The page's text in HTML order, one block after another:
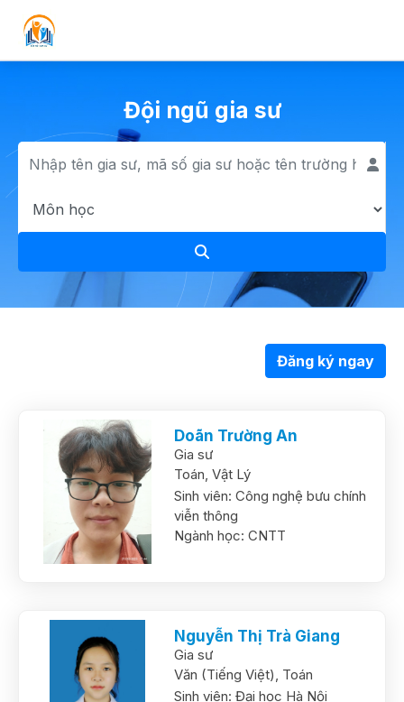
Đội ngũ gia sư
Đăng ký ngay
Doãn Trường An
Gia sư
Toán,Vật Lý
Sinh viên: Công nghệ bưu chính
viễn thông
Ngành học: CNTT
Nguyễn Thị Trà Giang
Gia sư
Văn (Tiếng Việt), Toán
Sinh viên: Đại học Hà Nội